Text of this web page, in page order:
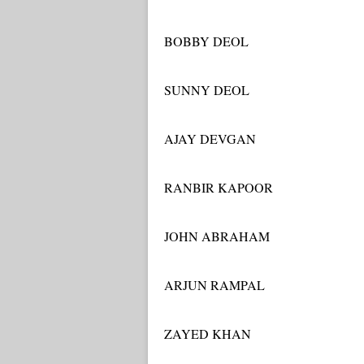
BOBBY DEOL
SUNNY DEOL
AJAY DEVGAN
RANBIR KAPOOR
JOHN ABRAHAM
ARJUN RAMPAL
ZAYED KHAN